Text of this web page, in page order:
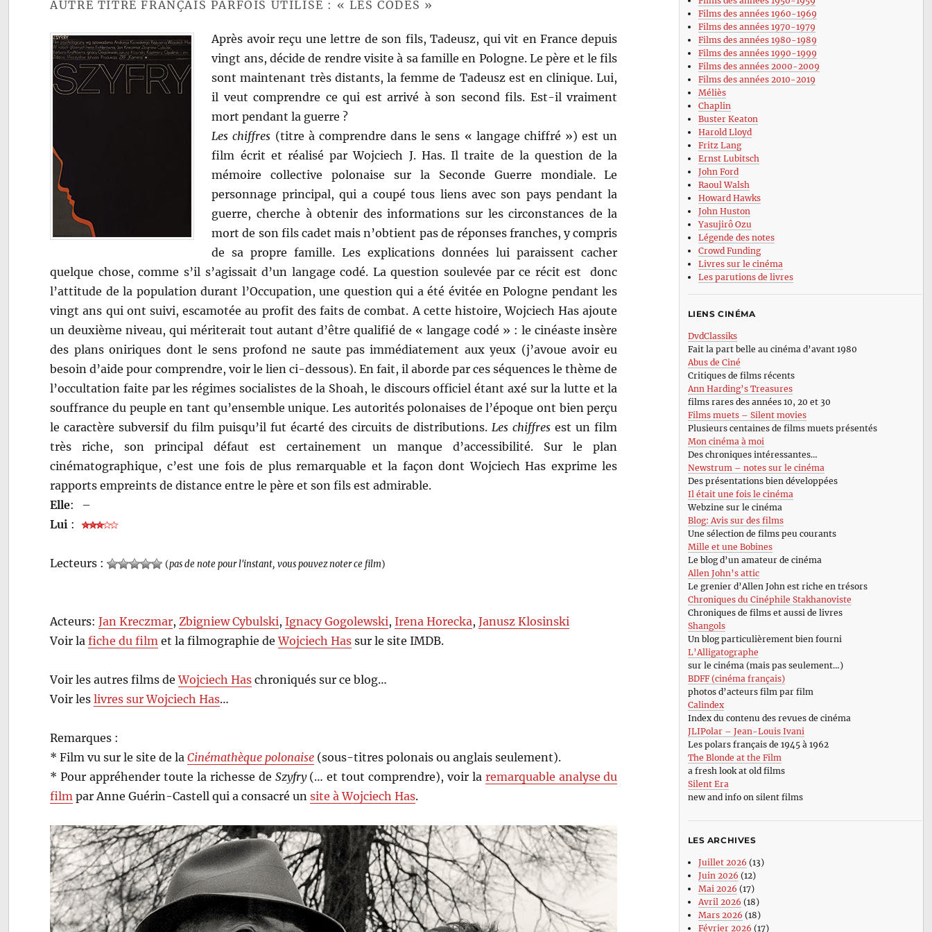
AUTRE TITRE FRANÇAIS PARFOIS UTILISÉ : « LES CODES »
Après avoir reçu une lettre de son fils, Tadeusz, qui vit en France depuis
vingt ans, décide de rendre visite à sa famille en Pologne. Le père et le fils
sont maintenant très distants, la femme de Tadeusz est en clinique. Lui,
il veut comprendre ce qui est arrivé à son second fils. Est-il vraiment
mort pendant la guerre ?
Les chiffres (titre à comprendre dans le sens « langage chiffré ») est un
film écrit et réalisé par Wojciech J. Has. Il traite de la question de la
mémoire collective polonaise sur la Seconde Guerre mondiale. Le
personnage principal, qui a coupé tous liens avec son pays pendant la
guerre, cherche à obtenir des informations sur les circonstances de la
mort de son fils cadet mais n’obtient pas de réponses franches, y compris
de sa propre famille. Les explications données lui paraissent cacher
quelque chose, comme s’il s’agissait d’un langage codé. La question soulevée par ce récit est donc
l’attitude de la population durant l’Occupation, une question qui a été évitée en Pologne pendant les
vingt ans qui ont suivi, escamotée au profit des faits de combat. A cette histoire, Wojciech Has ajoute
un deuxième niveau, qui mériterait tout autant d’être qualifié de « langage codé » : le cinéaste insère
des plans oniriques dont le sens profond ne saute pas immédiatement aux yeux (j’avoue avoir eu
besoin d’aide pour comprendre, voir le lien ci-dessous). En fait, il aborde par ces séquences le thème de
l’occultation faite par les régimes socialistes de la Shoah, le discours officiel étant axé sur la lutte et la
souffrance du peuple en tant qu’ensemble unique. Les autorités polonaises de l’époque ont bien perçu
le caractère subversif du film puisqu’il fut écarté des circuits de distributions. Les chiffres est un film
très riche, son principal défaut est certainement un manque d’accessibilité. Sur le plan
cinématographique, c’est une fois de plus remarquable et la façon dont Wojciech Has exprime les
rapports empreints de distance entre le père et son fils est admirable.
Elle:
–
Lui :
Lecteurs : (pas de note pour l'instant, vous pouvez noter ce film)
Acteurs:Jan Kreczmar, Zbigniew Cybulski,Ignacy Gogolewski,Irena Horecka,Janusz Klosinski
Voir lafiche du film et la filmographie deWojciech Has sur le site IMDB.
Voir les autres films deWojciech Has chroniqués sur ce blog…
Voir leslivres sur Wojciech Has…
Remarques :
* Film vu sur le site de laCinémathèque polonaise (sous-titres polonais ou anglais seulement).
* Pour appréhender toute la richesse de Szyfry(… et tout comprendre), voir la remarquable analyse du
film par Anne Guérin-Castell qui a consacré unsite à Wojciech Has.
Films des années 1960-1969
Films des années 1970-1979
Films des années 1980-1989
Films des années 1990-1999
Films des années 2000-2009
Films des années 2010-2019
Méliès
Chaplin
Buster Keaton
Harold Lloyd
Fritz Lang
Ernst Lubitsch
John Ford
Raoul Walsh
Howard Hawks
John Huston
Yasujirô Ozu
Légende des notes
Crowd Funding
Livres sur le cinéma
Les parutions de livres
LIENS CINÉMA
DvdClassiks
Fait la part belle au cinéma d’avant 1980
Abus de Ciné
Critiques de films récents
Ann Harding’s Treasures
films rares des années 10, 20 et 30
Films muets – Silent movies
Plusieurs centaines de films muets présentés
Mon cinéma à moi
Des chroniques intéressantes…
Newstrum – notes sur le cinéma
Des présentations bien développées
Il était une fois le cinéma
Webzine sur le cinéma
Blog: Avis sur des films
Une sélection de films peu courants
Mille et une Bobines
Le blog d’un amateur de cinéma
Allen John’s attic
Le grenier d’Allen John est riche en trésors
Chroniques du Cinéphile Stakhanoviste
Chroniques de films et aussi de livres
Shangols
Un blog particulièrement bien fourni
L’Alligatographe
sur le cinéma (mais pas seulement…)
BDFF (cinéma français)
photos d’acteurs film par film
Calindex
Index du contenu des revues de cinéma
JLIPolar – Jean-Louis Ivani
Les polars français de 1945 à 1962
The Blonde at the Film
a fresh look at old films
Silent Era
new and info on silent films
LES ARCHIVES
Juillet 2026 (13)
Juin 2026 (12)
Mai 2026 (17)
Avril 2026 (18)
Mars 2026 (18)
Février 2026 (17)